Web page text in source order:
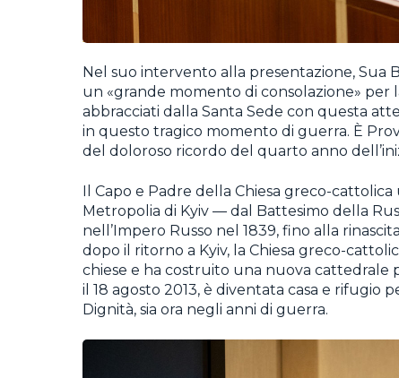
Nel suo intervento alla presentazione,
un «grande momento di consolazione» per
abbracciati dalla Santa Sede con questa
in questo tragico momento di guerra. È
del doloroso ricordo del quarto anno
Il Capo e Padre della Chiesa greco-
Metropolia di Kyiv — dal Battesimo della
nell’Impero Russo nel 1839, fino alla
dopo il ritorno a Kyiv, la Chiesa greco-
chiese e ha costruito una nuova cattedrale
il 18 agosto 2013, è diventata casa e rifugio
Dignità, sia ora negli anni di guerra.